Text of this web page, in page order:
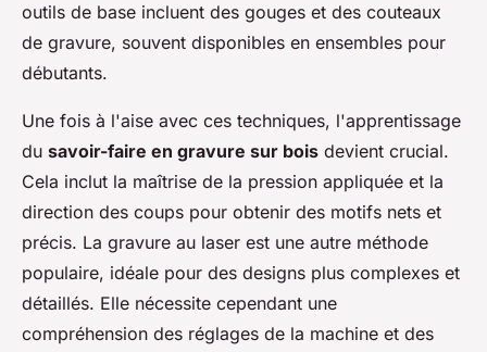
outils de base incluent des gouges et des couteaux
de gravure, souvent disponibles en ensembles pour
débutants.
Une fois à l'aise avec ces techniques, l'apprentissage
du savoir-faire en gravure sur bois devient crucial.
Cela inclut la maîtrise de la pression appliquée et la
direction des coups pour obtenir des motifs nets et
précis. La gravure au laser est une autre méthode
populaire, idéale pour des designs plus complexes et
détaillés. Elle nécessite cependant une
compréhension des réglages de la machine et des